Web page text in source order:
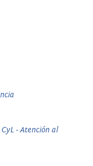
- Atención al